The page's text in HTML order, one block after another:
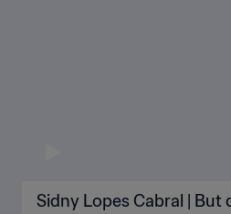
Sidny Lopes Cabral | But